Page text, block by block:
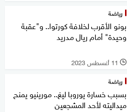
رياضة
بونو الأقرب لخلافة كورتوا.. و"عقبة
وحيدة" أمام ريال مدريد
l 11 أغسطس 2023
رياضة
بسبب خسارة يوروبا ليغ.. مورينيو يمنح
ميداليته لأحد المشجعين